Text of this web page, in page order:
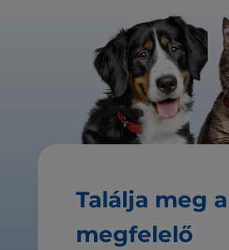
Találja meg a
megfelelő